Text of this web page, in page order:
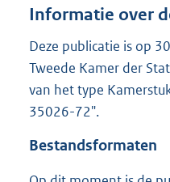
Informatie over
Deze publicatie is op
Tweede Kamer der
van het type
35026-72".
Bestandsformaten